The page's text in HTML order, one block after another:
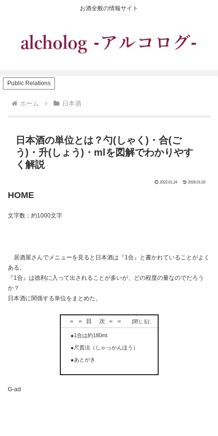
お酒全般の情報サイト
Public Relations
ホーム 日本酒
日本酒の単位とは？勺(しゃく)・合(ご
う)・升(しょう)・mlを図解でわかりやす
く解説
2022.01.24 2026.01.02
HOME
文字数：約1000文字
居酒屋さんでメニューを見ると日本酒は『1合』と書かれていることがよく
ある。
『1合』は徳利に入って出されることが多いが、どの程度の量なのでだろう
か？
日本酒に関係する単位をまとめた。
＝＝目 次＝＝
●1合は約180ml
●尺貫法（しゃっかんほう）
●あとがき
G-ad